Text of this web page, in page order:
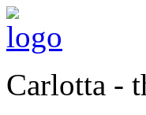
Carlotta -